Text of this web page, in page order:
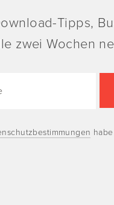
Tipps,
zwei Wochen